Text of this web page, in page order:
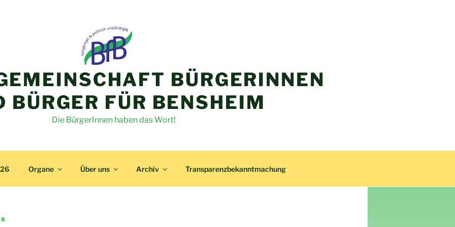
BÜRGERINNEN
BÜRGER FÜR BENSHEIM
Die BürgerInnen haben das Wort!
Organe Über uns Archiv Transparenzbekanntmachung